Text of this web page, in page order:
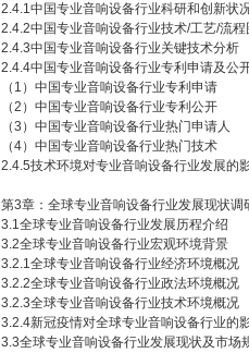
2.4.1中国专业音响设备行业科研和创新状
2.4.2中国专业音响设备行业技术/工艺/流程
2.4.3中国专业音响设备行业关键技术分析
2.4.4中国专业音响设备行业专利申请及公
（1）中国专业音响设备行业专利申请
（2）中国专业音响设备行业专利公开
（3）中国专业音响设备行业热门申请人
（4）中国专业音响设备行业热门技术
2.4.5技术环境对专业音响设备行业发展的
第3章：全球专业音响设备行业发展现状调
3.1全球专业音响设备行业发展历程介绍
3.2全球专业音响设备行业宏观环境背景
3.2.1全球专业音响设备行业经济环境概况
3.2.2全球专业音响设备行业政法环境概况
3.2.3全球专业音响设备行业技术环境概况
3.2.4新冠疫情对全球专业音响设备行业的
3.3全球专业音响设备行业发展现状及市场